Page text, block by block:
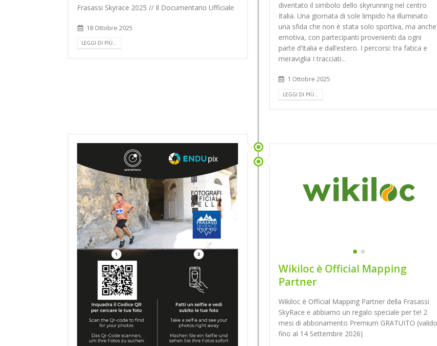
Frasassi Skyrace 2025 // Il Documentario Ufficiale
18 Ottobre 2025
LEGGI DI PIÙ...
diventato il simbolo dello skyrunning nel centro
Italia. Una giornata di sole limpido ha illuminato
una sfida che non è stata solo sportiva, ma anche
emotiva, con partecipanti provenienti da ogni
parte d’Italia e dall’estero. I percorsi: tra fatica e
meraviglia I tracciati...
1 Ottobre 2025
LEGGI DI PIÙ...
Wikiloc è Official Mapping
Partner
Wikiloc è Official Mapping Partner della Frasassi
SkyRace e abbiamo un regalo speciale per te! 2
mesi di abbonamento Premium GRATUITO (valido
fino al 14 Settembre 2026)